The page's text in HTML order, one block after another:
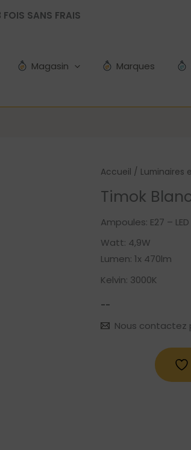
SANS FRAIS
Magasin Marques
Accueil / Luminaires
Timok Blanc
Ampoules: E27 – LED
Watt: 4,9W
Lumen: 1x 470lm
Kelvin: 3000K
--
Nous contactez